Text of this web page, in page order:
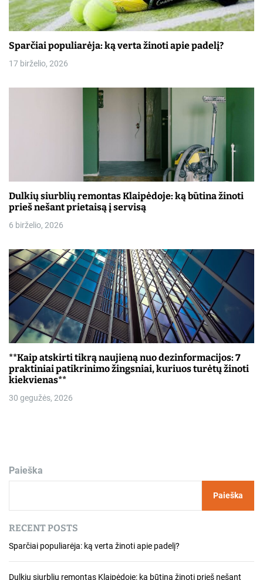
Sparčiai populiarėja: ką verta žinoti apie padelį?
17 birželio, 2026
Dulkių siurblių remontas Klaipėdoje: ką būtina žinoti
prieš nešant prietaisą į servisą
6 birželio, 2026
**Kaip atskirti tikrą naujieną nuo dezinformacijos: 7
praktiniai patikrinimo žingsniai, kuriuos turėtų žinoti
kiekvienas**
30 gegužės, 2026
Paieška
Paieška
RECENT POSTS
Sparčiai populiarėja: ką verta žinoti apie padelį?
Dulkių siurblių remontas Klaipėdoje: ką būtina žinoti prieš nešant